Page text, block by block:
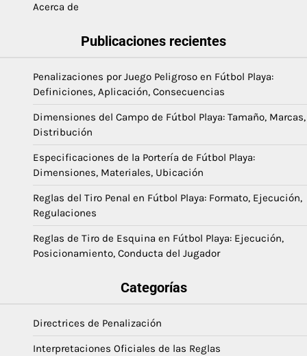
Acerca de
Publicaciones recientes
Penalizaciones por Juego Peligroso en Fútbol Playa:
Definiciones, Aplicación, Consecuencias
Dimensiones del Campo de Fútbol Playa: Tamaño, Marcas,
Distribución
Especificaciones de la Portería de Fútbol Playa:
Dimensiones, Materiales, Ubicación
Reglas del Tiro Penal en Fútbol Playa: Formato, Ejecución,
Regulaciones
Reglas de Tiro de Esquina en Fútbol Playa: Ejecución,
Posicionamiento, Conducta del Jugador
Categorías
Directrices de Penalización
Interpretaciones Oficiales de las Reglas